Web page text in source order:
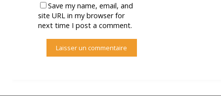
Save my name, email, and
site URL in my browser for
next time I post a comment.